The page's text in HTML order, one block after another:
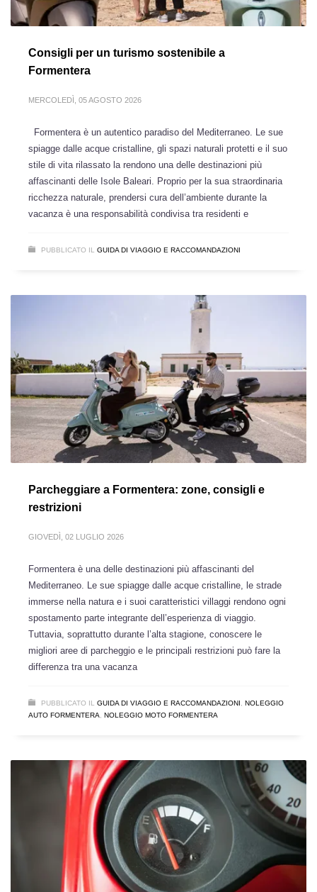
Consigli per un turismo sostenibile a
Formentera
MERCOLEDÌ, 05 AGOSTO 2026
Formentera è un autentico paradiso del Mediterraneo. Le sue
spiagge dalle acque cristalline, gli spazi naturali protetti e il suo
stile di vita rilassato la rendono una delle destinazioni più
affascinanti delle Isole Baleari. Proprio per la sua straordinaria
ricchezza naturale, prendersi cura dell’ambiente durante la
vacanza è una responsabilità condivisa tra residenti e
PUBBLICATO IL GUIDA DI VIAGGIO E RACCOMANDAZIONI
Parcheggiare a Formentera: zone, consigli e
restrizioni
GIOVEDÌ, 02 LUGLIO 2026
Formentera è una delle destinazioni più affascinanti del
Mediterraneo. Le sue spiagge dalle acque cristalline, le strade
immerse nella natura e i suoi caratteristici villaggi rendono ogni
spostamento parte integrante dell’esperienza di viaggio.
Tuttavia, soprattutto durante l’alta stagione, conoscere le
migliori aree di parcheggio e le principali restrizioni può fare la
differenza tra una vacanza
PUBBLICATO IL GUIDA DI VIAGGIO E RACCOMANDAZIONI NOLEGGIO
AUTO FORMENTERA NOLEGGIO MOTO FORMENTERA